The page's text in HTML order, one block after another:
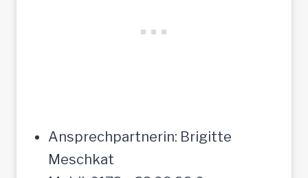
Ansprechpartnerin: Brigitte
Meschkat